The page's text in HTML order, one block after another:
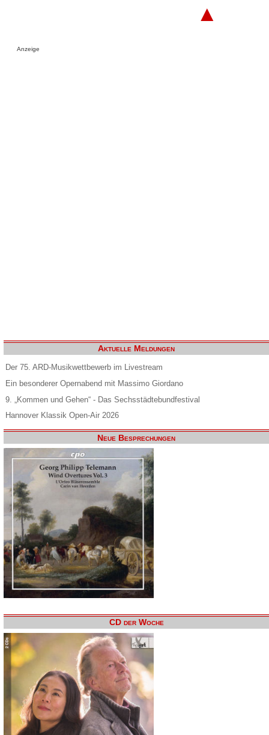
▲
Anzeige
Aktuelle Meldungen
Der 75. ARD-Musikwettbewerb im Livestream
Ein besonderer Opernabend mit Massimo Giordano
9. „Kommen und Gehen“ - Das Sechsstädtebundfestival
Hannover Klassik Open-Air 2026
Neue Besprechungen
CD der Woche